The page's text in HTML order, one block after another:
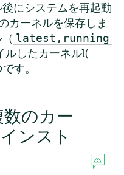
にシステムを再起動
カーネルを保存しま
latest,running
ルしたカーネルl(
す。
数のカー
ンスト